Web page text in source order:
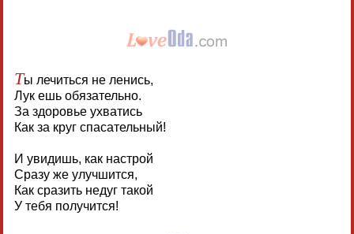
Ты лечиться не ленись,
Лук ешь обязательно.
За здоровье ухватись
Как за круг спасательный!
И увидишь, как настрой
Сразу же улучшится,
Как сразить недуг такой
У тебя получится!